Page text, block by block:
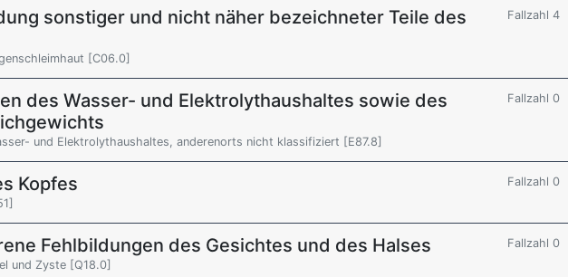
sonstiger und nicht näher bezeichneter Teile des
Fallzahl 4
[C06.0]
des Wasser- und Elektrolythaushaltes sowie des
Fallzahl 0
und Elektrolythaushaltes, anderenorts nicht klassifiziert [E87.8]
Kopfes
Fallzahl 0
Fehlbildungen des Gesichtes und des Halses
Fallzahl 0
und Zyste [Q18.0]